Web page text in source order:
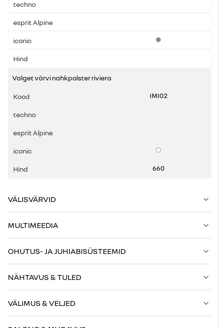
Standardvarustus
Valget värvi nahkpolster riviera
IMI02
Lisavarustus
660
VÄLISVÄRVID
MULTIMEEDIA
OHUTUS- JA JUHIABISÜSTEEMID
NÄHTAVUS & TULED
VÄLIMUS & VELJED